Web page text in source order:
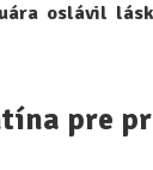
oslávil
pre